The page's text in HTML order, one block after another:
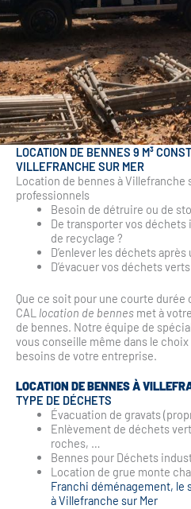
LOCATION DE BENNES 9 M³
VILLEFRANCHE SUR MER
Location de bennes à Villefranche
professionnels
Besoin de détruire ou de
De transporter vos
de recyclage ?
D’enlever les déchets
D’évacuer vos déchets
Que ce soit pour une courte
CAL location de bennes met à
de bennes. Notre équipe de
vous conseille même dans le
besoins de votre entreprise.
LOCATION DE BENNES À
TYPE DE DÉCHETS
Évacuation de gravats
Enlèvement de déchets
roches, …
Bennes pour Déchets
Location de grue monte
Franchi déménagement,
à Villefranche sur Mer